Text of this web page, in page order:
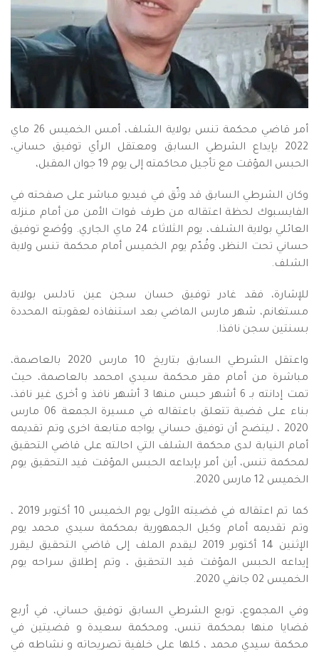
أمر قاضي محكمة تنس بولاية الشلف، أمس الخميس 26 ماي
2022 بإيداع الشرطي السابق ومعتقل الرأي توفيق حساني،
الحبس المؤقت مع تأجيل محاكمته إلى يوم 19 جوان المقبل،
وكان الشرطي السابق قد وثّق في فيديو مباشر على صفحته في
الفايسبوك لحظة اعتقاله من طرف قوات الأمن من أمام منزله
العائلي بولاية الشلف، يوم الثلاثاء 24 ماي الجاري. ووُضع توفيق
حساني تحت النظر، وقُدّم يوم الخميس أمام محكمة تنس ولاية
الشلف.
للإشارة، فقد غادر توفيق حسان سجن عين تادلس بولاية
مستغانم، شهر مارس الماضي بعد استنفاذه لعقوبته المحددة
بسنتين سجن نافذا.
واعتقل الشرطي السابق بتاريخ 10 مارس 2020 بالعاصمة،
مباشرة من أمام مقر محكمة سيدي امحمد بالعاصمة، حيث
تمت إدانته بـ 6 أشهر حبس منها 3 أشهر نافذ و أخرى غير نافذ،
بناء على قضية تتعلق باعتقاله في مسيرة الجمعة 06 مارس
2020 ، ليتضح أن توفيق حساني يواجه متابعة اخرى وتم تقديمه
أمام النيابة لدى محكمة الشلف التي احالته على قاضي التحقيق
لمحكمة تنس، أين أمر بإيداعه الحبس المؤقت قيد التحقيق يوم
الخميس 12 مارس 2020.
كما تم اعتقاله في قضيته الأولى يوم الخميس 10 أكتوبر 2019 ،
وتم تقديمه أمام وكيل الجمهورية بمحكمة سيدي محمد يوم
الإثنين 14 أكتوبر 2019 ليقدم الملف إلى قاضي التحقيق ليقرر
إيداعه الحبس المؤقت قيد التحقيق ، وتم إطلاق سراحه يوم
الخميس 02 جانفي 2020.
وفي المجموع، توبع الشرطي السابق توفيق حساني، في أربع
قضايا منها بمحكمة تنس، ومحكمة سعيدة و قضيتين في
محكمة سيدي محمد ، كلها على خلفية تصريحاته و نشاطه في